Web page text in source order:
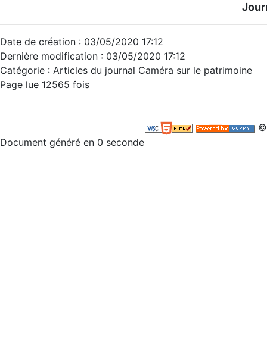
Date de création : 03/05/2020 17:12
Dernière modification : 03/05/2020 17:12
Catégorie : Articles du journal Caméra sur le patrimoine
Page lue 12565 fois
©
Document généré en 0 seconde